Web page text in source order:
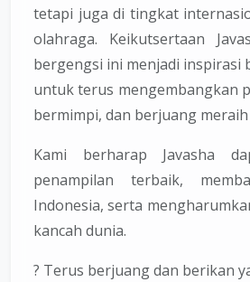
tetapi juga di tingkat
olahraga. Keikutsertaan
bergengsi ini menjadi inspirasi
untuk terus mengembangkan
bermimpi, dan berjuang
Kami berharap Javasha
penampilan terbaik,
Indonesia, serta
kancah dunia.
? Terus berjuang dan berikan